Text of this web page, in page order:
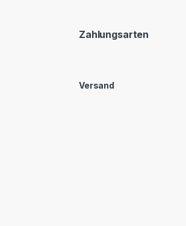
Zahlungsarten
Versand